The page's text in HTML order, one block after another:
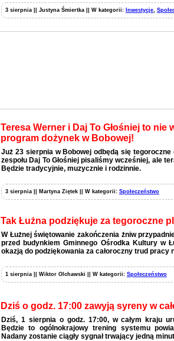
3 sierpnia || Justyna Śmiertka || W kategorii: Inwestycje
Teresa Werner i Daj To Głośniej to nie
program dożynek w Bobowej!
Już 23 sierpnia w Bobowej odbędą się
zespołu Daj To Głośniej pisaliśmy wcześniej, ale
Będzie tradycyjnie, muzycznie i rodzinnie.
3 sierpnia || Martyna Ziętek || W kategorii: Społeczeństwo
Tak Łużna podziękuje za tegoroczne
W Łużnej świętowanie zakończenia żniw
przed budynkiem Gminnego Ośrodka Kultury w
okazją do podziękowania za całoroczny trud pracy
1 sierpnia || Wiktor Olchawski || W kategorii: Społeczeństwo
Dziś o godz. 17:00 zawyją syreny w
Dziś, 1 sierpnia o godz. 17:00, w całym kraju
Będzie to ogólnokrajowy trening systemu
Nadany zostanie ciągły sygnał trwający jedną